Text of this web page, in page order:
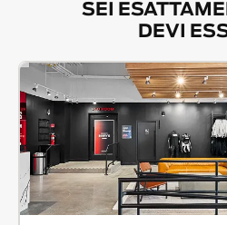
SEI
DEVI